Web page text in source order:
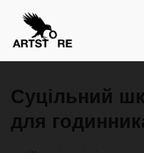
Суцільний
для